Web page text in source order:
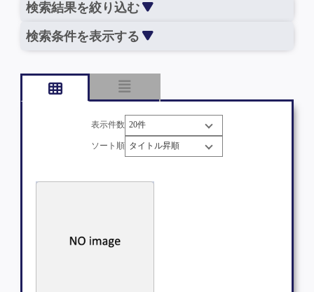
検索結果を絞り込む
検索条件を表示する
表示件数
ソート順